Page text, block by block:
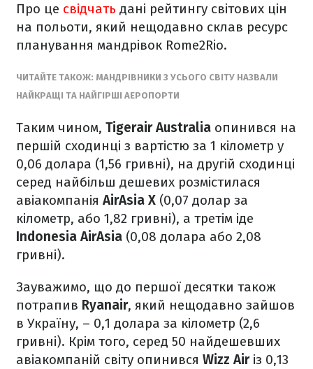
Про це свідчать дані рейтингу світових цін
на польоти, який нещодавно склав ресурс
планування мандрівок Rome2Rio.
ЧИТАЙТЕ ТАКОЖ: МАНДРІВНИКИ З УСЬОГО СВІТУ НАЗВАЛИ
НАЙКРАЩІ ТА НАЙГІРШІ АЕРОПОРТИ
Таким чином, Tigerair Australia опинився на
першій сходинці з вартістю за 1 кілометр у
0,06 долара (1,56 гривні), на другій сходинці
серед найбільш дешевих розмістилася
авіакомпанія AirAsia X (0,07 долар за
кілометр, або 1,82 гривні), а третім іде
Indonesia AirAsia (0,08 долара або 2,08
гривні).
Зауважимо, що до першої десятки також
потрапив Ryanair, який нещодавно зайшов
в Україну, – 0,1 долара за кілометр (2,6
гривні). Крім того, серед 50 найдешевших
авіакомпаній світу опинився Wizz Airіз 0,13